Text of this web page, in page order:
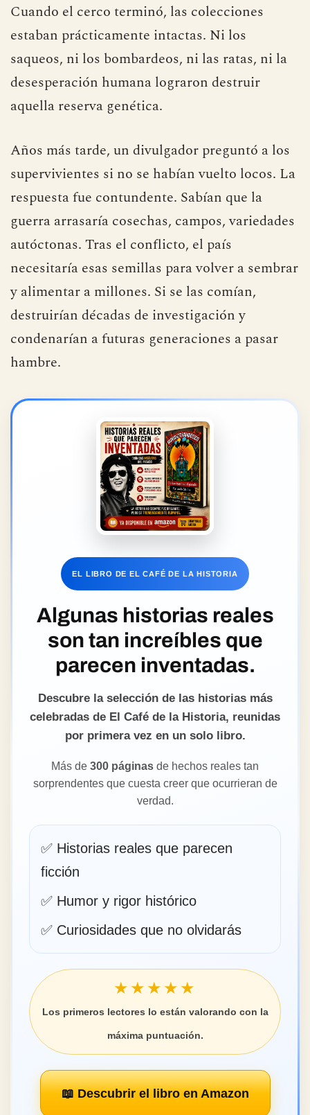
Cuando el cerco terminó, las colecciones
estaban prácticamente intactas. Ni los
saqueos, ni los bombardeos, ni las ratas, ni la
desesperación humana lograron destruir
aquella reserva genética.
Años más tarde, un divulgador preguntó a los
supervivientes si no se habían vuelto locos. La
respuesta fue contundente. Sabían que la
guerra arrasaría cosechas, campos, variedades
autóctonas. Tras el conflicto, el país
necesitaría esas semillas para volver a sembrar
y alimentar a millones. Si se las comían,
destruirían décadas de investigación y
condenarían a futuras generaciones a pasar
hambre.
EL LIBRO DE EL CAFÉ DE LA HISTORIA
Algunas historias reales
son tan increíbles que
parecen inventadas.
Descubre la selección de las historias más
celebradas de El Café de la Historia, reunidas
por primera vez en un solo libro.
Más de 300 páginas de hechos reales tan
sorprendentes que cuesta creer que ocurrieran de
verdad.
✅ Historias reales que parecen
ficción
✅ Humor y rigor histórico
✅ Curiosidades que no olvidarás
★★★★★
Los primeros lectores lo están valorando con la
máxima puntuación.
📖 Descubrir el libro en Amazon